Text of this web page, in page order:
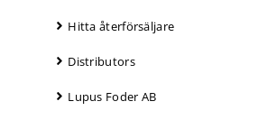
Hitta återförsäljare
Distributors
Lupus Foder AB